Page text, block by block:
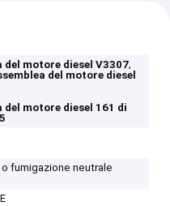
del motore diesel V3307,
del motore diesel
del motore diesel 161 di
fumigazione neutrale